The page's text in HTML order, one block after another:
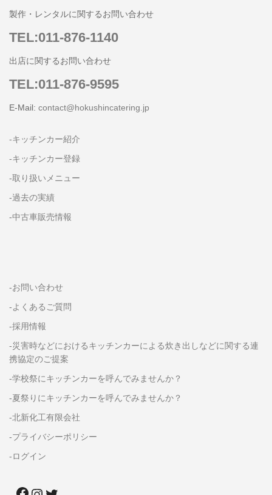
製作・レンタルに関するお問い合わせ
TEL:011-876-1140
出店に関するお問い合わせ
TEL:011-876-9595
E-Mail: contact@hokushincatering.jp
-キッチンカー紹介
-キッチンカー登録
-取り扱いメニュー
-過去の実績
-中古車販売情報
-お問い合わせ
-よくあるご質問
-採用情報
-災害時などにおけるキッチンカーによる炊き出しなどに関する連
携協定のご提案
-学校祭にキッチンカーを呼んでみませんか？
-夏祭りにキッチンカーを呼んでみませんか？
-北新化工有限会社
-プライバシーポリシー
-ログイン